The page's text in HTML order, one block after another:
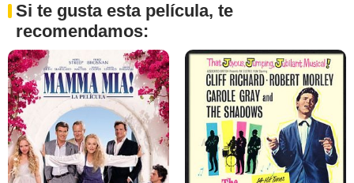
Si te gusta esta película, te
recomendamos: